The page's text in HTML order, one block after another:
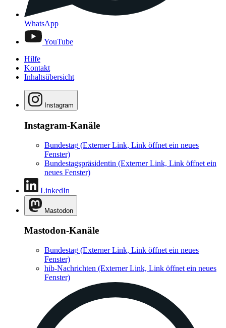
WhatsApp
YouTube
Hilfe
Kontakt
Inhaltsübersicht
Instagram
Instagram-Kanäle
Bundestag (Externer Link, Link öffnet ein neues
Fenster)
Bundestagspräsidentin (Externer Link, Link öffnet ein
neues Fenster)
LinkedIn
Mastodon
Mastodon-Kanäle
Bundestag (Externer Link, Link öffnet ein neues
Fenster)
hib-Nachrichten (Externer Link, Link öffnet ein neues
Fenster)